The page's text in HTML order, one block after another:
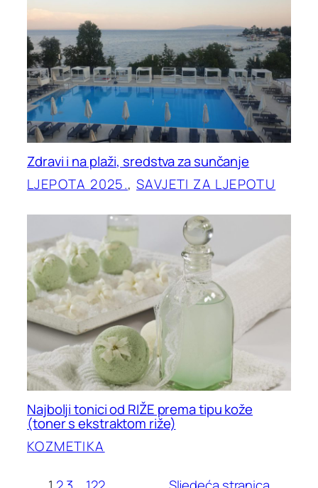
Zdravi i na plaži, sredstva za sunčanje
LJEPOTA 2025., SAVJETI ZA LJEPOTU
Najbolji tonici od RIŽE prema tipu kože
(toner s ekstraktom riže)
KOZMETIKA